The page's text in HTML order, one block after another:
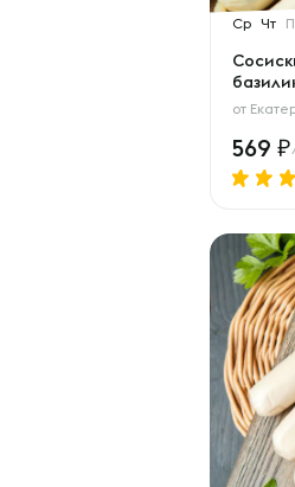
Ср Чт
от
569